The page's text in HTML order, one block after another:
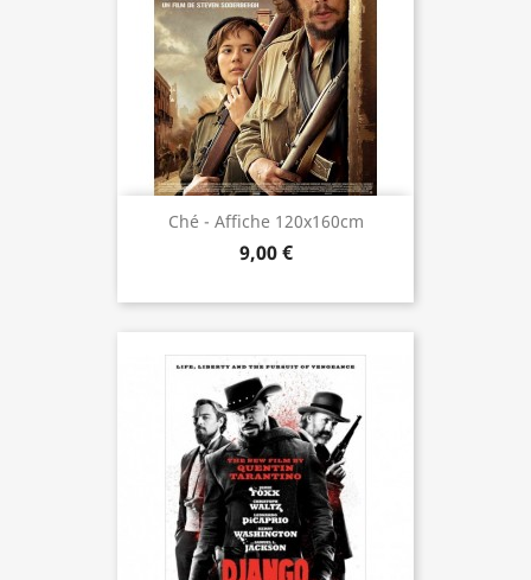
Ché - Affiche 120x160cm
9,00 €